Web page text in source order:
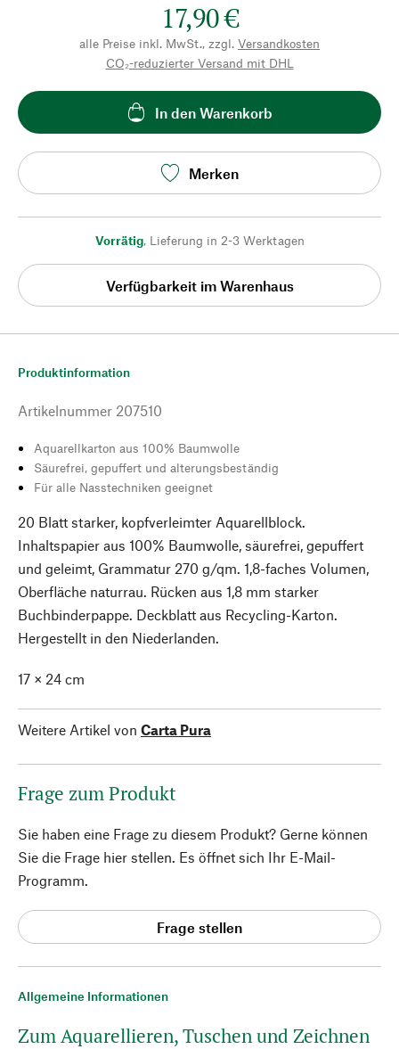
17,90 €
alle Preise inkl. MwSt., zzgl. Versandkosten
CO₂-reduzierter Versand mit DHL
In den Warenkorb
Merken
Vorrätig, Lieferung in 2-3 Werktagen
Verfügbarkeit im Warenhaus
Allgemeine Informationen
Zum Aquarellieren, Tuschen und Zeichnen
Produktinformation
Artikelnummer 207510
Aquarellkarton aus 100% Baumwolle
Säurefrei, gepuffert und alterungsbeständig
Für alle Nasstechniken geeignet
20 Blatt starker, kopfverleimter Aquarellblock.
Inhaltspapier aus 100% Baumwolle, säurefrei, gepuffert
und geleimt, Grammatur 270 g/qm. 1,8-faches Volumen,
Oberfläche naturrau. Rücken aus 1,8 mm starker
Buchbinderpappe. Deckblatt aus Recycling-Karton.
Hergestellt in den Niederlanden.
17 × 24 cm
Weitere Artikel von Carta Pura
Frage zum Produkt
Sie haben eine Frage zu diesem Produkt? Gerne können
Sie die Frage hier stellen. Es öffnet sich Ihr E-Mail-
Programm.
Frage stellen